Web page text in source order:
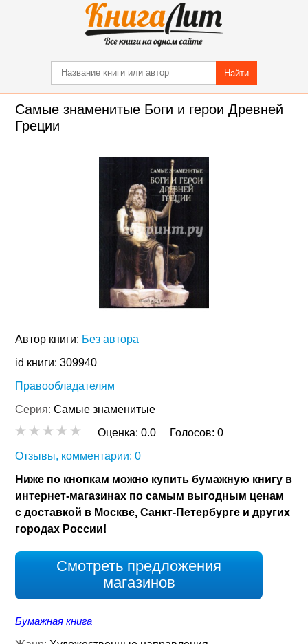
Найти
Самые знаменитые Боги и герои Древней
Греции
Автор книги: Без автора
id книги: 309940
Правообладателям
Серия:Самые знаменитые
Оценка:0.0 Голосов:0
Отзывы, комментарии: 0
Ниже по кнопкам можно купить бумажную книгу в
интернет-магазинах по самым выгодным ценам
с доставкой в Москве, Санкт-Петербурге и других
городах России!
Смотреть предложения
магазинов
Бумажная книга